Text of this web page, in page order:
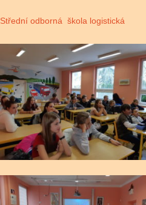
Střední odborná škola logistická